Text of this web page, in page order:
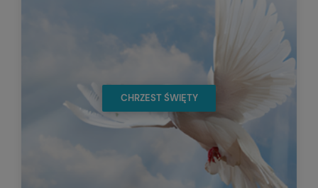
CHRZEST ŚWIĘTY